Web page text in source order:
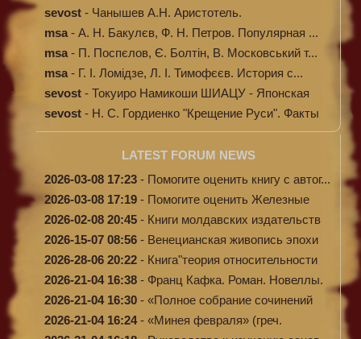
Происхождение...
sevost - Чанышев А.Н. Аристотель.
msa - А. Н. Бакулєв, Ф. Н. Петров. Популярная ...
msa - П. Поспєлов, Є. Болтін, В. Московський т...
msa - Г. І. Ломідзе, Л. І. Тимофєєв. История с...
sevost - Токуиро Намикоши ШИАЦУ - Японская
терапи...
sevost - Н. С. Гордиенко "Крещение Руси". Факты
п...
LATEST FORUM NEWS
2026-03-08 17:23 - Помогите оценить книгу с автог...
2026-03-08 17:19 - Помогите оценить Железные
доро...
2026-02-08 20:45 - Книги молдавских издательств
2026-15-07 08:56 - Венецианская живопись эпохи
Во...
2026-28-06 20:22 - Книга"теория относительности
и...
2026-21-04 16:38 - Франц Кафка. Роман. Новеллы.
П...
2026-21-04 16:30 - «Полное собрание сочинений
А.Н...
2026-21-04 16:24- «Минея февраля» (греч.